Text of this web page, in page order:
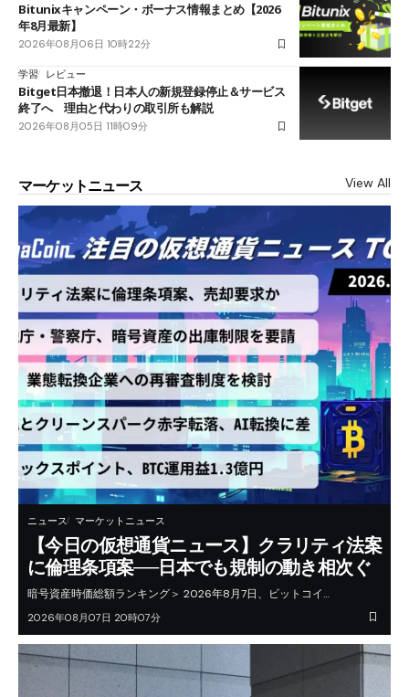
Bitunixキャンペーン・ボーナス情報まとめ【2026
年8月最新】
2026年08月06日 10時22分
学習 レビュー
Bitget日本撤退！日本人の新規登録停止＆サービス
終了へ 理由と代わりの取引所も解説
2026年08月05日 11時09分
マーケットニュース View All
ニュース マーケットニュース
【今日の仮想通貨ニュース】クラリティ法案
に倫理条項案──日本でも規制の動き相次ぐ
暗号資産時価総額ランキング＞ 2026年8月7日、ビットコイ…
2026年08月07日 20時07分